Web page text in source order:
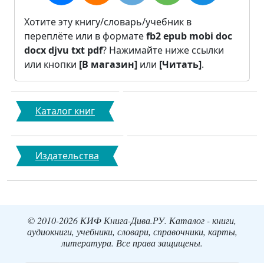
Хотите эту книгу/словарь/учебник в
переплёте или в форматеfb2epub mobi doc
docxdjvu txt pdf? Нажимайте ниже ссылки
или кнопки [В магазин] или [Читать].
Каталог книг
Издательства
© 2010-2026 КИФ Книга-Дива.РУ. Каталог - книги,
аудиокниги, учебники, словари, справочники, карты,
литература. Все права защищены.